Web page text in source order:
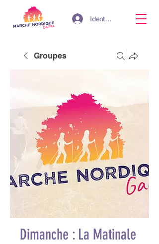
Identifiant
Groupes
Dimanche : La Matinale